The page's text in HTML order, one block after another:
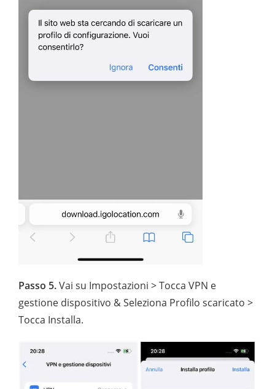
Passo 5.Vai su Impostazioni > Tocca VPN e
gestione dispositivo & Seleziona Profilo scaricato >
Tocca Installa.